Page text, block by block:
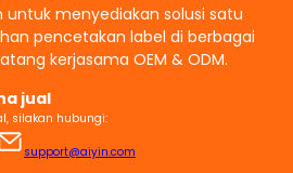
untuk menyediakan solusi satu
pencetakan label di berbagai
kerjasama OEM & ODM.
jual
silakan hubungi:
support@aiyin.com